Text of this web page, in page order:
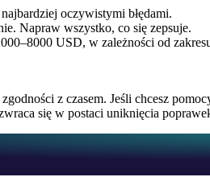
oczywistymi błędami.
Napraw wszystko, co się zepsuje.
USD, w zależności od
z czasem. Jeśli chcesz
się w postaci uniknięcia